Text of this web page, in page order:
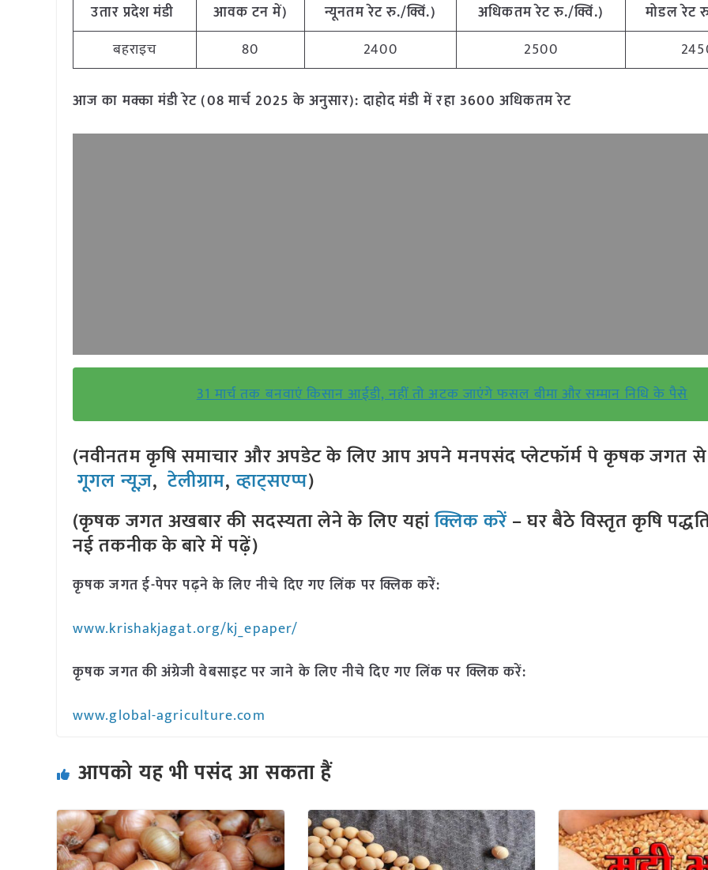
उतार प्रदेश मंडी आवक टन में) न्यूनतम रेट रु./क्विं.) अधिकतम रेट रु./क्विं.)
मोडल रेट
बहराइच
80 2400 2500
आज का मक्का मंडी रेट (08 मार्च 2025 के अनुसार): दाहोद मंडी में रहा 3600 अधिकतम रेट
31 मार्च तक बनवाएं किसान आईडी, नहीं तो अटक जाएंगे फसल बीमा और सम्मान निधि के पैसे
(नवीनतम कृषि समाचार और अपडेट के लिए आप अपने मनपसंद प्लेटफॉर्म पे कृषक जगत
गूगल न्यूज़,टेलीग्राम,व्हाट्सएप्प)
(कृषक जगत अखबार की सदस्यता लेने के लिए यहांक्लिक करें– घर बैठे विस्तृत कृषि
नई तकनीक के बारे में पढ़ें)
कृषक जगत ई-पेपर पढ़ने के लिए नीचे दिए गए लिंक पर क्लिक करें:
www.krishakjagat.org/kj_epaper/
कृषक जगत की अंग्रेजी वेबसाइट पर जाने के लिए नीचे दिए गए लिंक पर क्लिक करें:
www.global-agriculture.com
आपको यह भी पसंद आ सकता हैं